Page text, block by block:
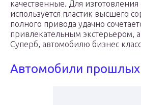
качественные. Для изготовления
используется пластик высшего
полного привода удачно
привлекательным экстерьером,
Суперб, автомобилю бизнес
Автомобили прошлых